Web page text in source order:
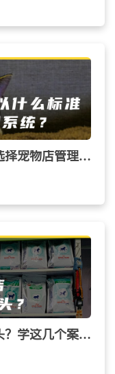
宠物店老板到底该以什么标准选择宠物店管理系统？
还在为宠物店的活动促销想破头？学这几个案例让顾客忍...